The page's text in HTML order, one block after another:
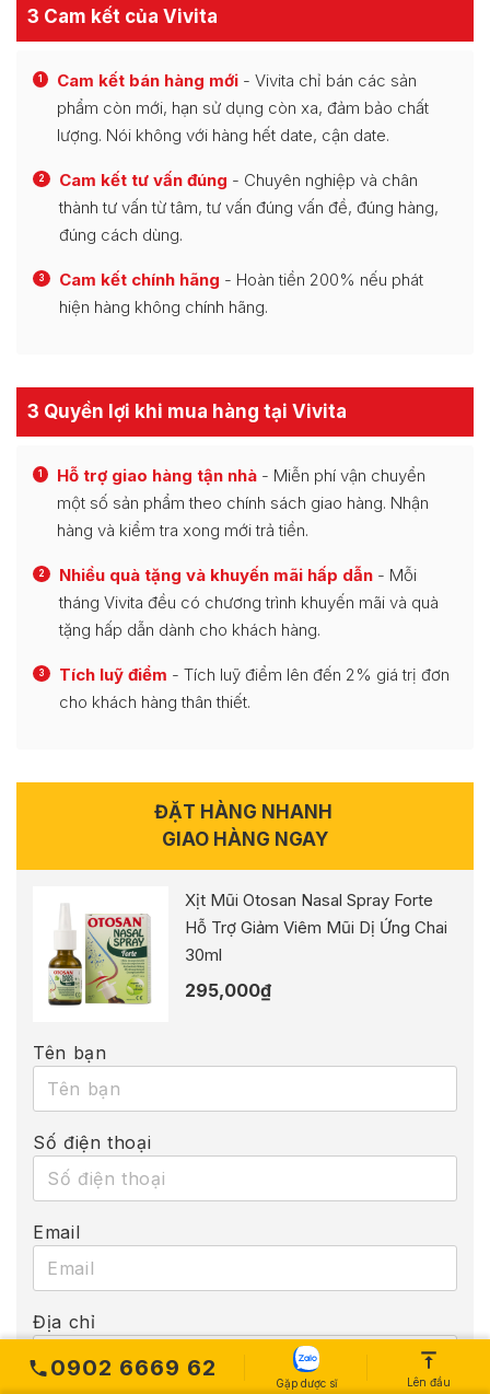
3 Cam kết của Vivita
1 Cam kết bán hàng mới - Vivita chỉ bán các sản
phẩm còn mới, hạn sử dụng còn xa, đảm bảo chất
lượng. Nói không với hàng hết date, cận date.
2 Cam kết tư vấn đúng - Chuyên nghiệp và chân
thành tư vấn từ tâm, tư vấn đúng vấn đề, đúng hàng,
đúng cách dùng.
3 Cam kết chính hãng - Hoàn tiền 200% nếu phát
hiện hàng không chính hãng.
3 Quyền lợi khi mua hàng tại Vivita
1 Hỗ trợ giao hàng tận nhà - Miễn phí vận chuyển
một số sản phẩm theo chính sách giao hàng. Nhận
hàng và kiểm tra xong mới trả tiền.
2 Nhiều quà tặng và khuyến mãi hấp dẫn - Mỗi
tháng Vivita đều có chương trình khuyến mãi và quà
tặng hấp dẫn dành cho khách hàng.
3 Tích luỹ điểm - Tích luỹ điểm lên đến 2% giá trị đơn
cho khách hàng thân thiết.
ĐẶT HÀNG NHANH
GIAO HÀNG NGAY
Xịt Mũi Otosan Nasal Spray Forte
Hỗ Trợ Giảm Viêm Mũi Dị Ứng Chai
30ml
295,000₫
Tên bạn
Số điện thoại
Email
Địa chỉ
0902 6669 62
Gặp dược sĩ Lên đầu